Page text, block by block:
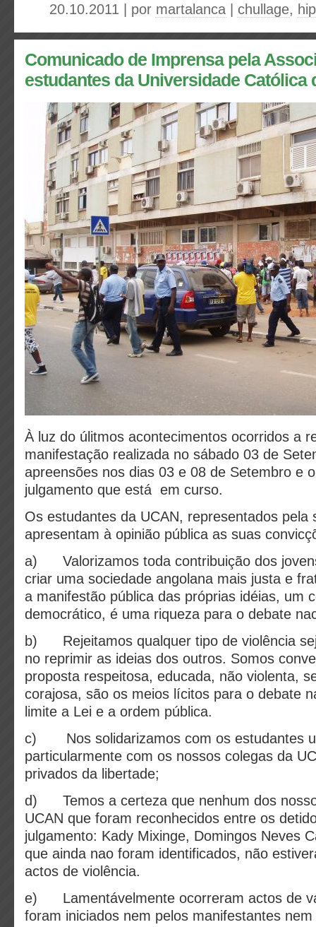
20.10.2011 | por martalanca | chullage,
Comunicado de Imprensa pela
estudantes da Universidade Católica
À luz do úlitmos acontecimentos ocorridos a
manifestação realizada no sábado 03 de
apreensões nos dias 03 e 08 de Setembro e
julgamento que está em curso.
Os estudantes da UCAN, representados pela
apresentam à opinião pública as suas
a) Valorizamos toda contribuição dos
criar uma sociedade angolana mais justa e
a manifestão pública das próprias idéias, um
democrático, é uma riqueza para o debate
b) Rejeitamos qualquer tipo de violência
no reprimir as ideias dos outros. Somos
proposta respeitosa, educada, não violenta,
corajosa, são os meios lícitos para o debate
limite a Lei e a ordem pública.
c) Nos solidarizamos com os estudantes
particularmente com os nossos colegas da
privados da libertade;
d) Temos a certeza que nenhum dos
UCAN que foram reconhecidos entre os
julgamento: Kady Mixinge, Domingos Neves
que ainda nao foram identificados, não
actos de violência.
e) Lamentávelmente ocorreram actos de
foram iniciados nem pelos manifestantes